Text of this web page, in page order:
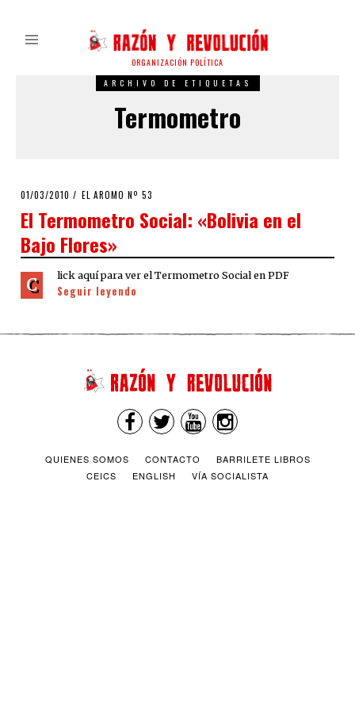
ORGANIZACIÓN POLÍTICA
ARCHIVO DE ETIQUETAS
Termometro
POSTED
01/03/2010 25/03/2020
EL AROMO Nº 53
El Termometro Social: «Bolivia en el
Bajo Flores»
C lick aquí para ver el Termometro Social en PDF
Seguir leyendo
QUIENES SOMOS CONTACTO
BARRILETE LIBROS
CEICS
ENGLISH VÍA SOCIALISTA